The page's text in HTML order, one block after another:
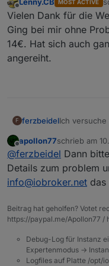
Offline
MOST ACTIVE
Vielen Dank für die
Ging bei mir ohne
14€. Hat sich auch
angereiht.
F ferzbeidelIch versuche
auch keine
jetziges Abo
Offline
apollon77schrieb am
zuletzt
@ferzbeidel Dann
Details zum problem
info@iobroker.net das
Beitrag hat geholfen? Votet
https://paypal.me/Apollon77 /
Debug-Log für Instanz
Expertenmodus ->
Logfiles auf Platte /opt/